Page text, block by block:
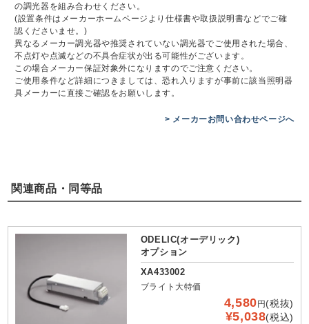
の調光器を組み合わせください。
(設置条件はメーカーホームページより仕様書や取扱説明書などでご確
認くださいませ。)
異なるメーカー調光器や推奨されていない調光器でご使用された場合、
不点灯や点滅などの不具合症状が出る可能性がございます。
この場合メーカー保証対象外になりますのでご注意ください。
ご使用条件など詳細につきましては、恐れ入りますが事前に該当照明器
具メーカーに直接ご確認をお願いします。
> メーカーお問い合わせページへ
関連商品・同等品
ODELIC(オーデリック)
オプション
XA433002
ブライト大特価
4,580円(税抜)
¥5,038(税込)